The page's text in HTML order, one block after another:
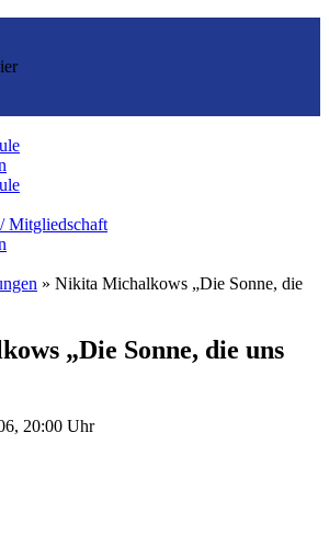
Mitgliedschaft
» Nikita Michalkows „Die Sonne, die
„Die Sonne, die uns
20:00 Uhr